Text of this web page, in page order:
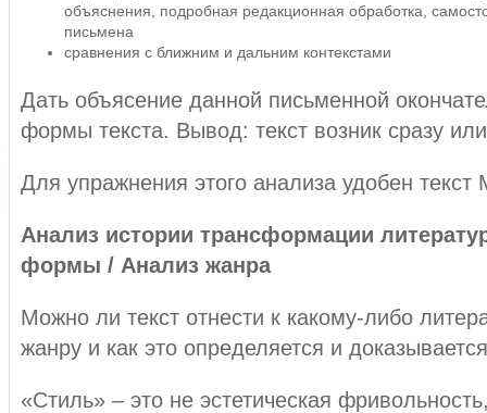
объяснения, подробная редакционная обработка,
письмена
сравнения с ближним и дальним контекстами
Дать объясение данной письменной
формы текста. Вывод: текст возник сразу
Для упражнения этого анализа удобен текст
Анализ истории трансформации
формы / Анализ жанра
Можно ли текст отнести к какому-либо
жанру и как это определяется и
«Стиль» – это не эстетическая